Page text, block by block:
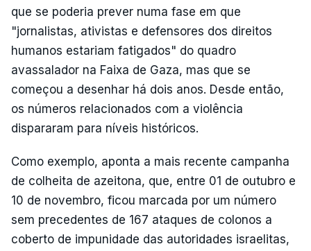
que se poderia prever numa fase em que
"jornalistas, ativistas e defensores dos direitos
humanos estariam fatigados" do quadro
avassalador na Faixa de Gaza, mas que se
começou a desenhar há dois anos. Desde então,
os números relacionados com a violência
dispararam para níveis históricos.
Como exemplo, aponta a mais recente campanha
de colheita de azeitona, que, entre 01 de outubro e
10 de novembro, ficou marcada por um número
sem precedentes de 167 ataques de colonos a
coberto de impunidade das autoridades israelitas,